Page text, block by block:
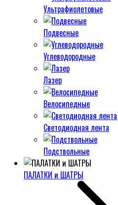
Ультрафиолетовые
Подвесные
Углеводородные
Лазер
Велосипедные
Светодиодная лента
Подствольные
ПАЛАТКИ и ШАТРЫ